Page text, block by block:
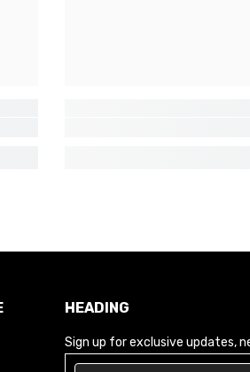
HEADING
Sign up for exclusive updates,